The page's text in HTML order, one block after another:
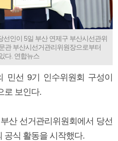
인이 5일 부산 연제구 부산시선관위
관 부산시선거관리위원장으로부터
다. 연합뉴스
민선 9기 인수위원회 구성이
로 보인다.
산 선거관리위원회에서 당선
공식 활동을 시작했다.